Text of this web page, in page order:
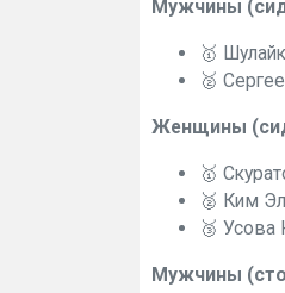
Мужчины
🥇
🥈
Женщины
🥇
🥈 Ким
🥉 Усова
Мужчины